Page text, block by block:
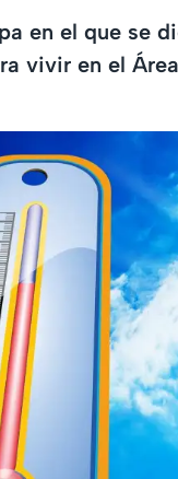
en el que se
vivir en el